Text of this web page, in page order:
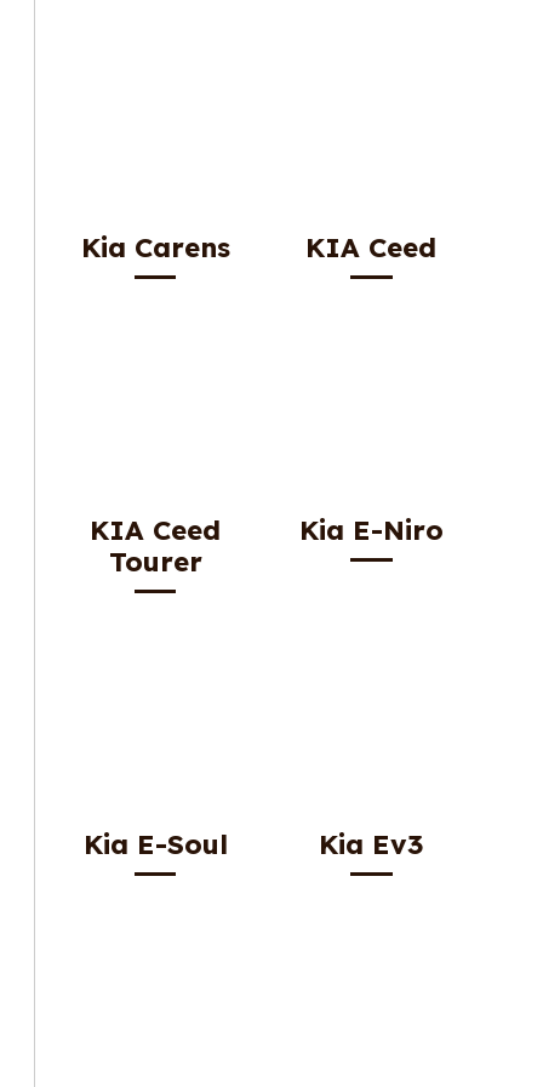
Kia Carens KIA Ceed
KIA Ceed
Tourer
Kia E-Niro
Kia E-Soul Kia Ev3